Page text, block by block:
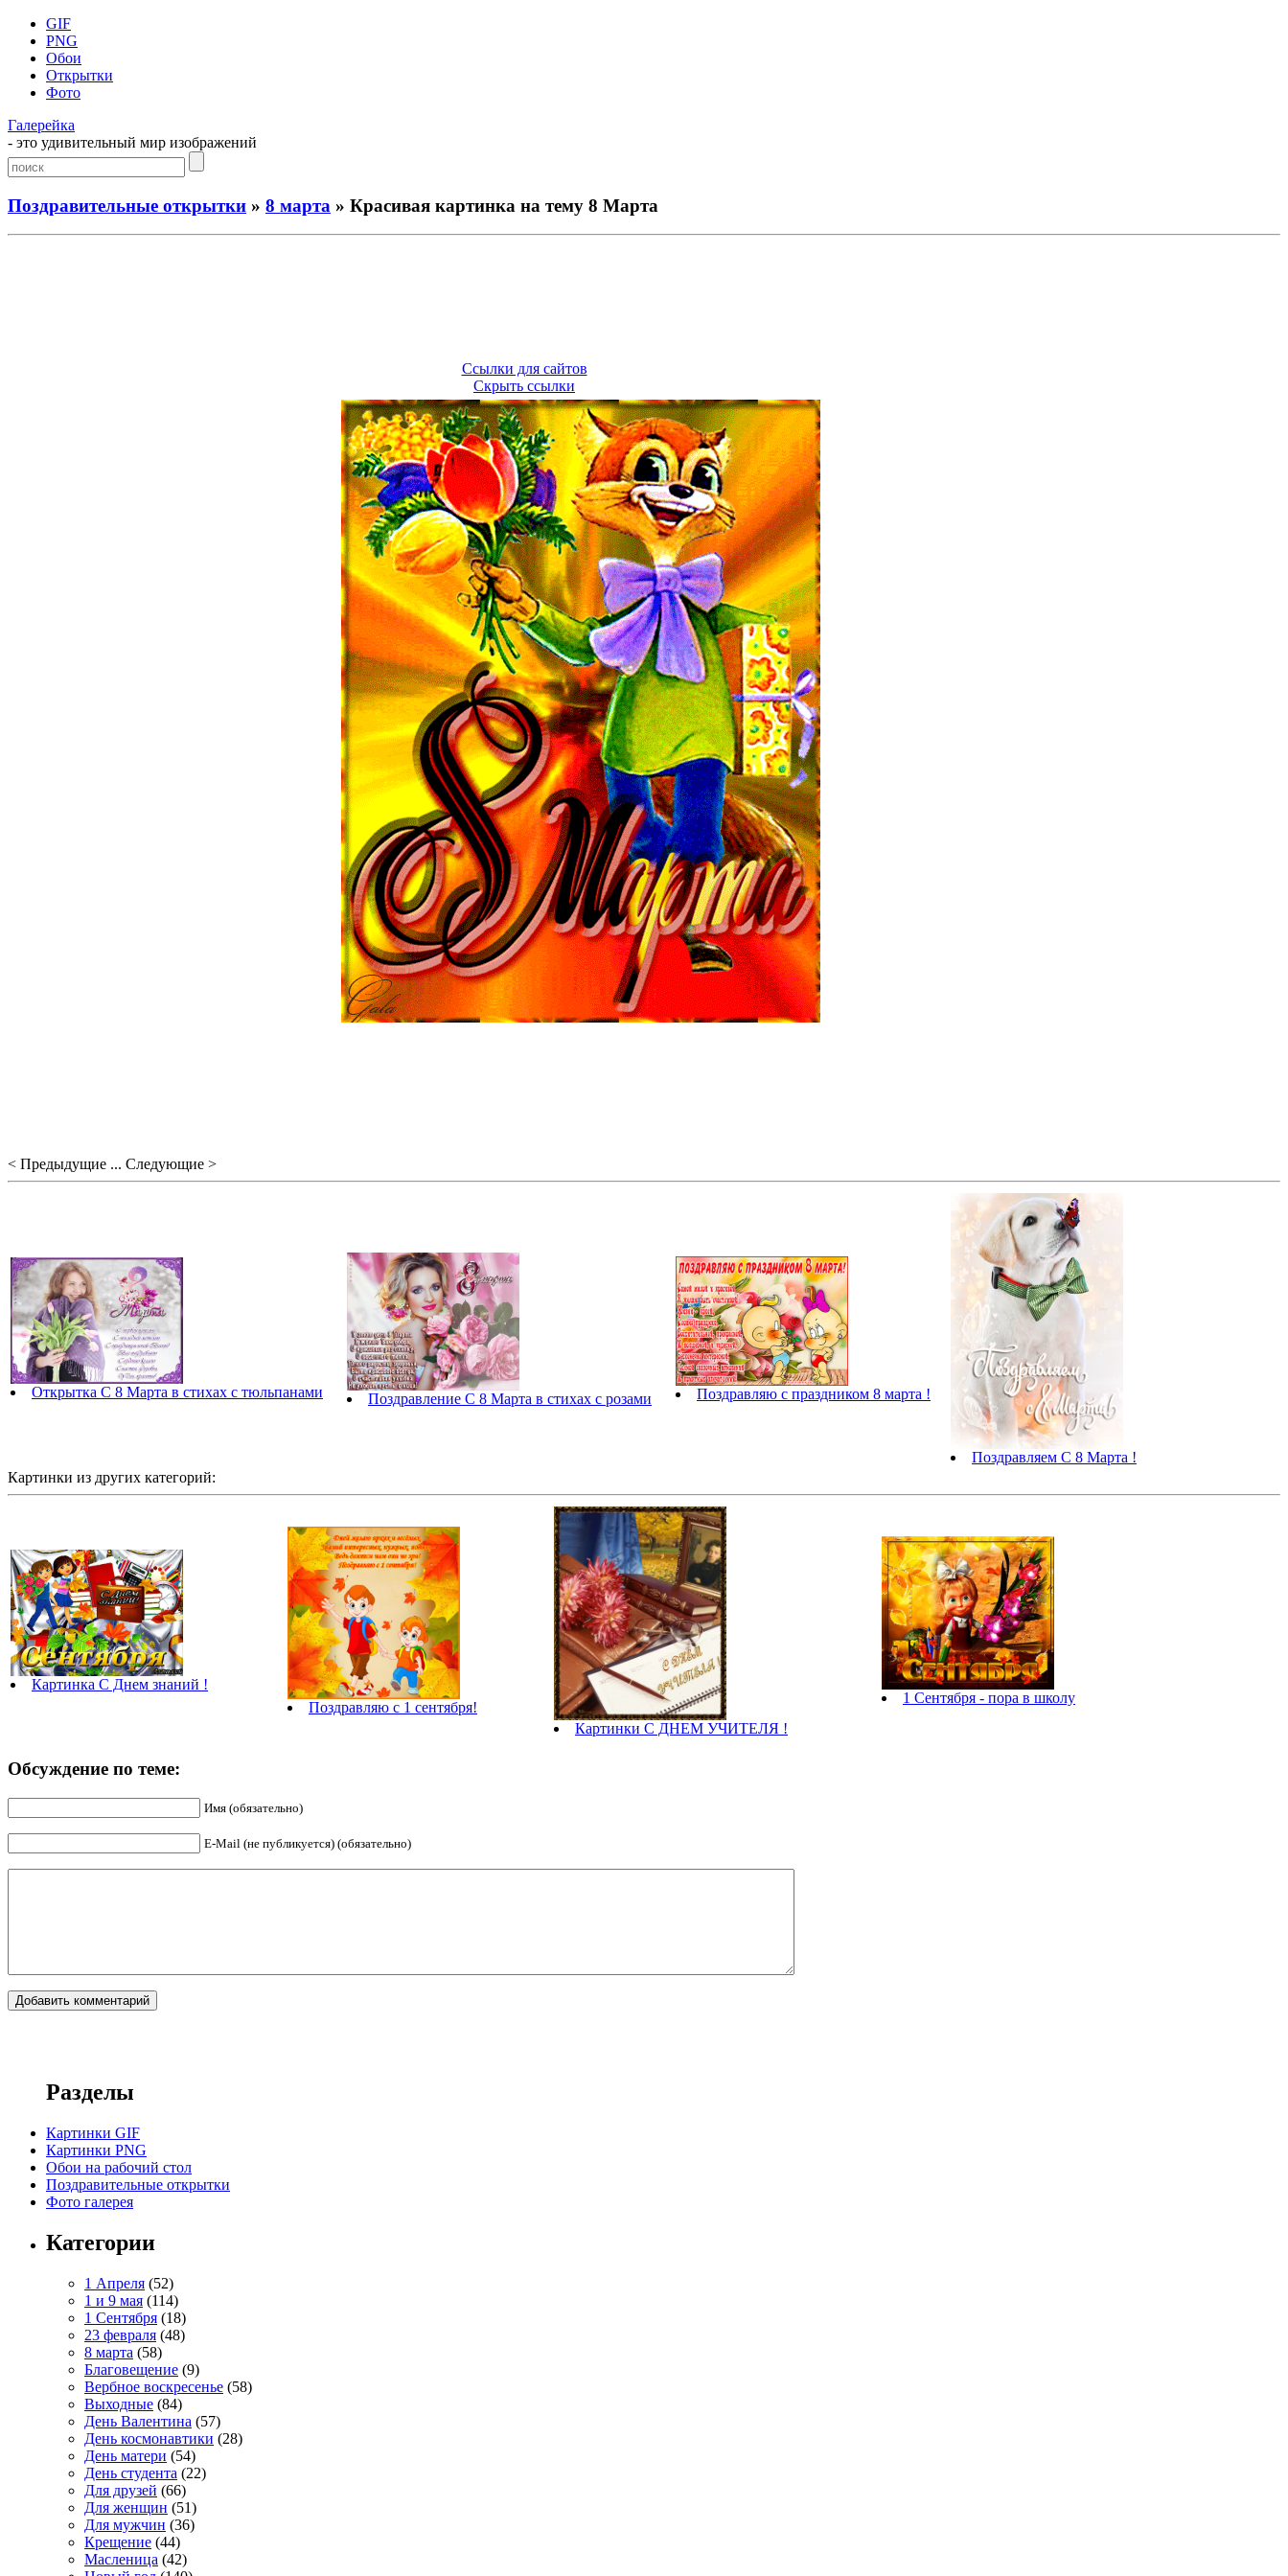
GIF
PNG
Обои
Открытки
Фото
Галерейка
- это удивительный мир изображений
Поздравительные открытки » 8 марта » Красивая картинка на тему 8 Марта
Ссылки для сайтов
Скрыть ссылки
< Предыдущие ... Следующие >
Открытка С 8 Марта в стихах с тюльпанами Поздравление С 8 Марта в стихах с розами Поздравляю с праздником 8 марта !
Поздравляем С 8 Марта !
Картинки из других категорий:
Картинка С Днем знаний !
Поздравляю с 1 сентября!
Картинки С ДНЕМ УЧИТЕЛЯ !
1 Сентября - пора в школу
Обсуждение по теме:
Имя (обязательно)
E-Mail (не публикуется) (обязательно)
Разделы
Картинки GIF
Картинки PNG
Обои на рабочий стол
Поздравительные открытки
Фото галерея
Категории
1 Апреля (52)
1 и 9 мая (114)
1 Сентября (18)
23 февраля (48)
8 марта (58)
Благовещение (9)
Вербное воскресенье (58)
Выходные (84)
День Валентина (57)
День космонавтики (28)
День матери (54)
День студента (22)
Для друзей (66)
Для женщин (51)
Для мужчин (36)
Крещение (44)
Масленица (42)